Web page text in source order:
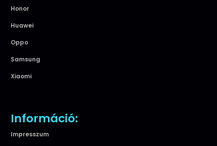
Honor
Huawei
Oppo
Samsung
Xiaomi
Információ:
Impresszum